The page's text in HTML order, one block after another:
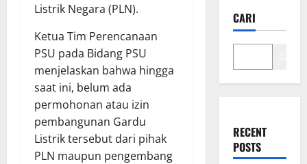
Listrik Negara (PLN).
Ketua Tim Perencanaan
PSU pada Bidang PSU
menjelaskan bahwa hingga
saat ini, belum ada
permohonan atau izin
pembangunan Gardu
Listrik tersebut dari pihak
PLN maupun pengembang
CARI
RECENT
POSTS